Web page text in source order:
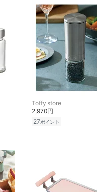
Toffy store
2,970円
27ポイント